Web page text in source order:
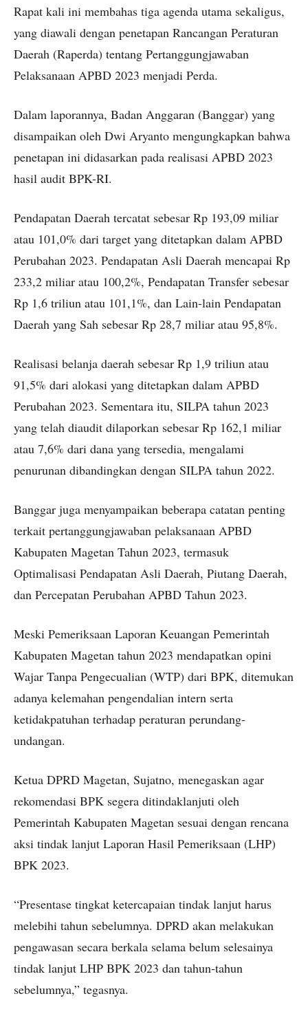
Rapat kali ini membahas tiga agenda utama sekaligus,
yang diawali dengan penetapan Rancangan Peraturan
Daerah (Raperda) tentang Pertanggungjawaban
Pelaksanaan APBD 2023 menjadi Perda.
Dalam laporannya, Badan Anggaran (Banggar) yang
disampaikan oleh Dwi Aryanto mengungkapkan bahwa
penetapan ini didasarkan pada realisasi APBD 2023
hasil audit BPK-RI.
Pendapatan Daerah tercatat sebesar Rp 193,09 miliar
atau 101,0% dari target yang ditetapkan dalam APBD
Perubahan 2023. Pendapatan Asli Daerah mencapai Rp
233,2 miliar atau 100,2%, Pendapatan Transfer sebesar
Rp 1,6 triliun atau 101,1%, dan Lain-lain Pendapatan
Daerah yang Sah sebesar Rp 28,7 miliar atau 95,8%.
Realisasi belanja daerah sebesar Rp 1,9 triliun atau
91,5% dari alokasi yang ditetapkan dalam APBD
Perubahan 2023. Sementara itu, SILPA tahun 2023
yang telah diaudit dilaporkan sebesar Rp 162,1 miliar
atau 7,6% dari dana yang tersedia, mengalami
penurunan dibandingkan dengan SILPA tahun 2022.
Banggar juga menyampaikan beberapa catatan penting
terkait pertanggungjawaban pelaksanaan APBD
Kabupaten Magetan Tahun 2023, termasuk
Optimalisasi Pendapatan Asli Daerah, Piutang Daerah,
dan Percepatan Perubahan APBD Tahun 2023.
Meski Pemeriksaan Laporan Keuangan Pemerintah
Kabupaten Magetan tahun 2023 mendapatkan opini
Wajar Tanpa Pengecualian (WTP) dari BPK, ditemukan
adanya kelemahan pengendalian intern serta
ketidakpatuhan terhadap peraturan perundang-
undangan.
Ketua DPRD Magetan, Sujatno, menegaskan agar
rekomendasi BPK segera ditindaklanjuti oleh
Pemerintah Kabupaten Magetan sesuai dengan rencana
aksi tindak lanjut Laporan Hasil Pemeriksaan (LHP)
BPK 2023.
“Presentase tingkat ketercapaian tindak lanjut harus
melebihi tahun sebelumnya. DPRD akan melakukan
pengawasan secara berkala selama belum selesainya
tindak lanjut LHP BPK 2023 dan tahun-tahun
sebelumnya,” tegasnya.